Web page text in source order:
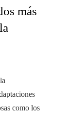
más
como los